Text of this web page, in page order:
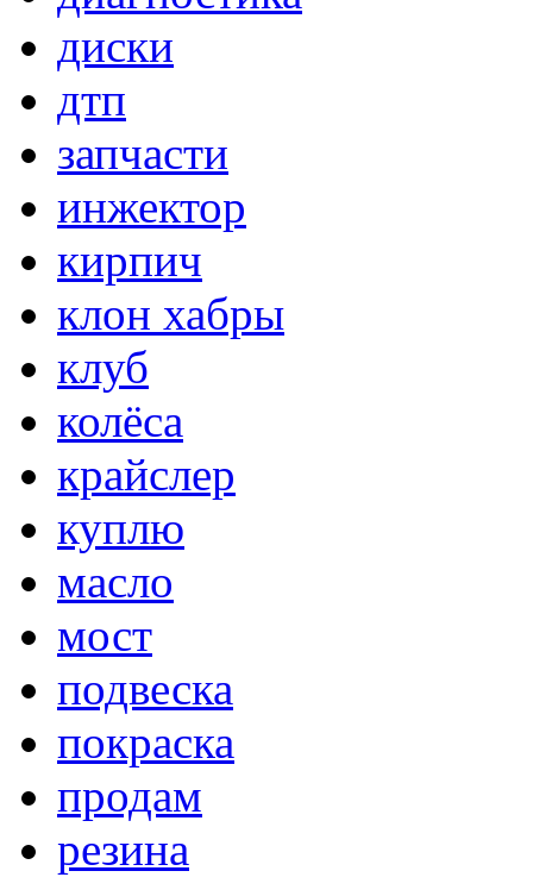
диски
дтп
запчасти
инжектор
кирпич
клон хабры
клуб
колёса
крайслер
куплю
масло
мост
подвеска
покраска
продам
резина